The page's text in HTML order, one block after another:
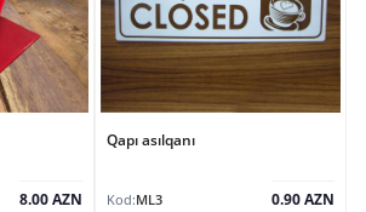
8.00 AZN
Qapı asılqanı
Kod:ML3 0.90 AZN